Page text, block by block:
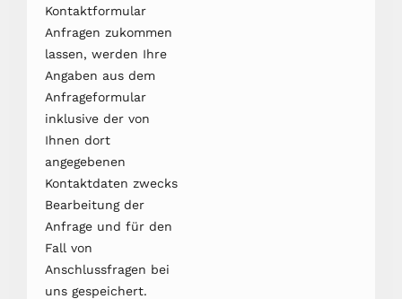
Kontaktformular
Anfragen zukommen
lassen, werden Ihre
Angaben aus dem
Anfrageformular
inklusive der von
Ihnen dort
angegebenen
Kontaktdaten zwecks
Bearbeitung der
Anfrage und für den
Fall von
Anschlussfragen bei
uns gespeichert.